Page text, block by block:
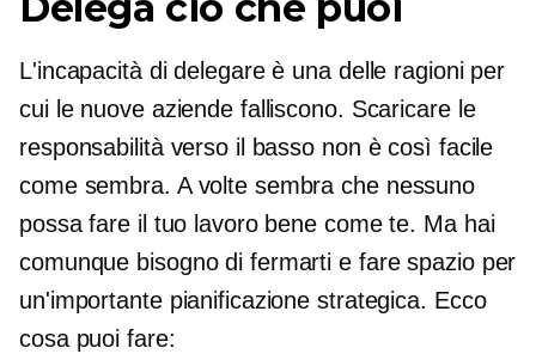
L'incapacità di delegare è una delle ragioni per
cui le nuove aziende falliscono. Scaricare le
responsabilità verso il basso non è così facile
come sembra. A volte sembra che nessuno
possa fare il tuo lavoro bene come te. Ma hai
comunque bisogno di fermarti e fare spazio per
un'importante pianificazione strategica. Ecco
cosa puoi fare: